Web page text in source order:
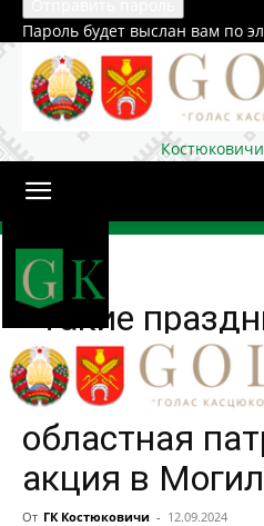
Пароль будет выслан вам по
Домой
Общество
«Такие
тыс. человек
областная
акция в
От ГК Костюковичи - 12.09.2024